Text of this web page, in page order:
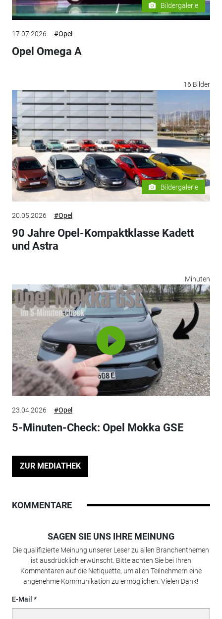
Bildergalerie
17.07.2026 #Opel
Opel Omega A
16 Bilder
Bildergalerie
20.05.2026 #Opel
90 Jahre Opel-Kompaktklasse Kadett
und Astra
Minuten
23.04.2026 #Opel
5-Minuten-Check: Opel Mokka GSE
ZUR MEDIATHEK
KOMMENTARE
SAGEN SIE UNS IHRE MEINUNG
Die qualifizierte Meinung unserer Leser zu allen Branchenthemen
ist ausdrücklich erwünscht. Bitte achten Sie bei Ihren
Kommentaren auf die Netiquette, um allen Teilnehmern eine
angenehme Kommunikation zu ermöglichen. Vielen Dank!
E-Mail